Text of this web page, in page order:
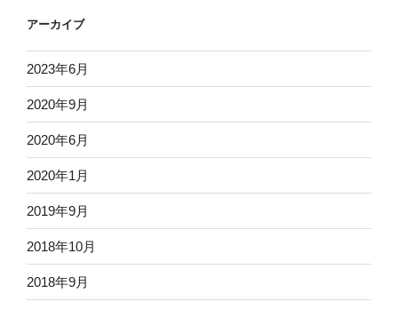
アーカイブ
2023年6月
2020年9月
2020年6月
2020年1月
2019年9月
2018年10月
2018年9月